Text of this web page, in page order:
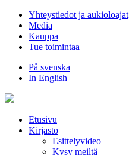
Hyppää
sisältöön
Yhteystiedot ja aukioloajat
Media
Kauppa
Tue toimintaa
På svenska
In English
Etusivu
Kirjasto
Esittelyvideo
Kysy meiltä